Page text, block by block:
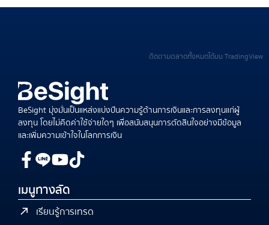
ติดตามตลาดทั้งหมดได้บน TradingView
BeSight มุ่งมั่นเป็นแหล่งแบ่งปันความรู้ด้านการเงินและการลงทุนแก่ผู้
ลงทุน โดยไม่คิดค่าใช้จ่ายใดๆ เพื่อสนับสนุนการตัดสินใจอย่างมีข้อมูล
และเพิ่มความเข้าใจในโลกการเงิน
เมนูทางลัด
เรียนรู้การเทรด